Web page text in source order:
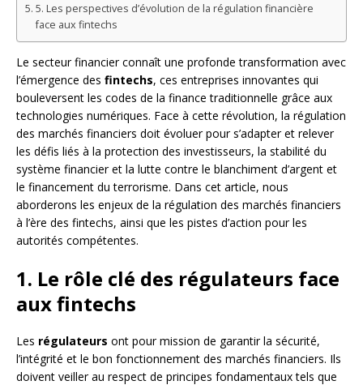
5. Les perspectives d’évolution de la régulation financière
face aux fintechs
Le secteur financier connaît une profonde transformation avec
l’émergence des fintechs, ces entreprises innovantes qui
bouleversent les codes de la finance traditionnelle grâce aux
technologies numériques. Face à cette révolution, la régulation
des marchés financiers doit évoluer pour s’adapter et relever
les défis liés à la protection des investisseurs, la stabilité du
système financier et la lutte contre le blanchiment d’argent et
le financement du terrorisme. Dans cet article, nous
aborderons les enjeux de la régulation des marchés financiers
à l’ère des fintechs, ainsi que les pistes d’action pour les
autorités compétentes.
1. Le rôle clé des régulateurs face
aux fintechs
Les régulateurs ont pour mission de garantir la sécurité,
l’intégrité et le bon fonctionnement des marchés financiers. Ils
doivent veiller au respect de principes fondamentaux tels que